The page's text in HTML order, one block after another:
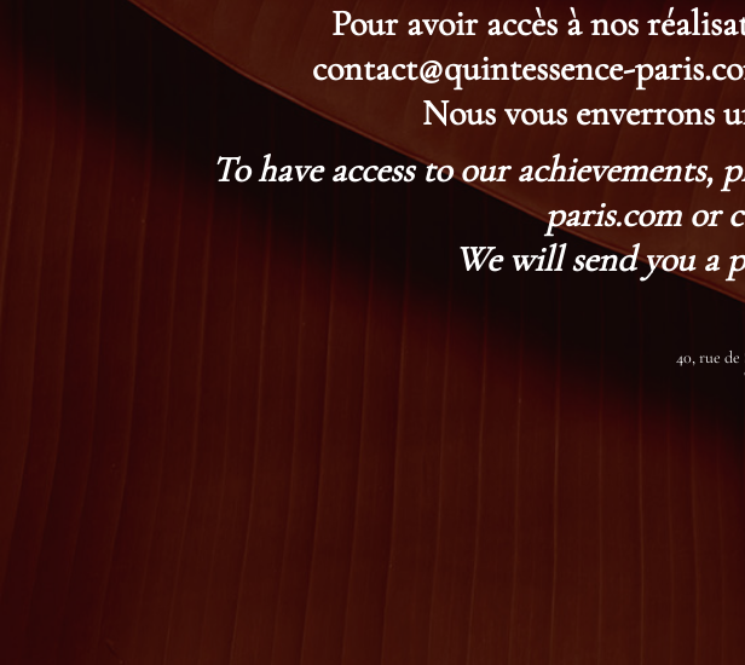
Pour avoir accès à nos
contact@quintessence-
Nous vous enverrons
To have access to our achievements,
paris.com or
We will send you a
40, rue